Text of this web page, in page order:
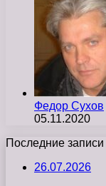
Федор Сухов
05.11.2020
Последние записи
26.07.2026